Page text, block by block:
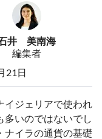
井 美南海
編集者
21日
イジェリアで使われ
多いのではないでし
ナイラの通貨の基礎